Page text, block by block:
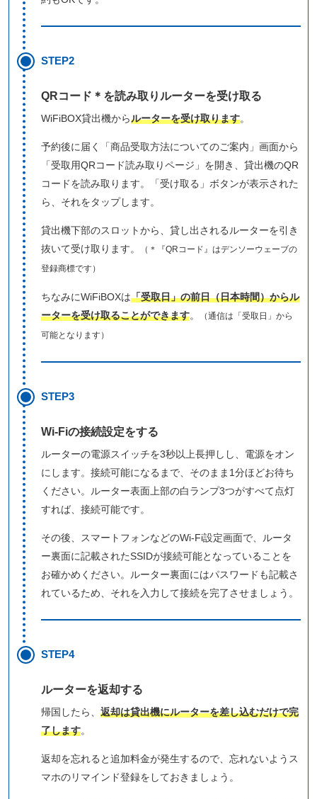
STEP2
QRコード＊を読み取りルーターを受け取る
WiFiBOX貸出機からルーターを受け取ります。
予約後に届く「商品受取方法についてのご案内」画面から
「受取用QRコード読み取りページ」を開き、貸出機のQR
コードを読み取ります。「受け取る」ボタンが表示された
ら、それをタップします。
貸出機下部のスロットから、貸し出されるルーターを引き
抜いて受け取ります。
（＊『QRコード』はデンソーウェーブの
登録商標です）
ちなみにWiFiBOXは「受取日」の前日（日本時間）からル
ーターを受け取ることができます。 （通信は「受取日」から
可能となります）
STEP3
Wi-Fiの接続設定をする
ルーターの電源スイッチを3秒以上長押しし、電源をオン
にします。接続可能になるまで、そのまま1分ほどお待ち
ください。ルーター表面上部の白ランプ3つがすべて点灯
すれば、接続可能です。
その後、スマートフォンなどのWi-Fi設定画面で、ルータ
ー裏面に記載されたSSIDが接続可能となっていることを
お確かめください。ルーター裏面にはパスワードも記載さ
れているため、それを入力して接続を完了させましょう。
STEP4
ルーターを返却する
帰国したら、 返却は貸出機にルーターを差し込むだけで完
了します。
返却を忘れると追加料金が発生するので、忘れないようス
マホのリマインド登録をしておきましょう。